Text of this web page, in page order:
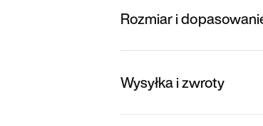
Rozmiar i
Wysyłka i zwroty